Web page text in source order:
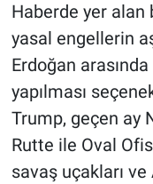
Haberde yer alan
yasal engellerin
Erdoğan
yapılması
Trump, geçen ay
Rutte ile Oval
savaş uçakları